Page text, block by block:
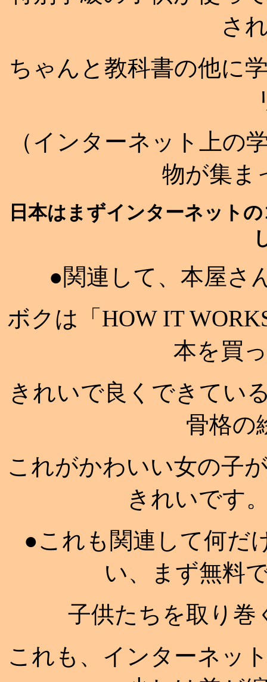
さ
ちゃんと教科書の他に
（インターネット上の
物が集ま
日本はまずインターネット
●関連して、本屋さ
ボクは「HOW IT
本を買
きれいで良くできてい
骨格の
これがかわいい女の子
きれいです
●これも関連して何だ
い、まず無料
子供たちを取り巻
これも、インターネッ